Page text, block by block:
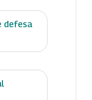
defesa